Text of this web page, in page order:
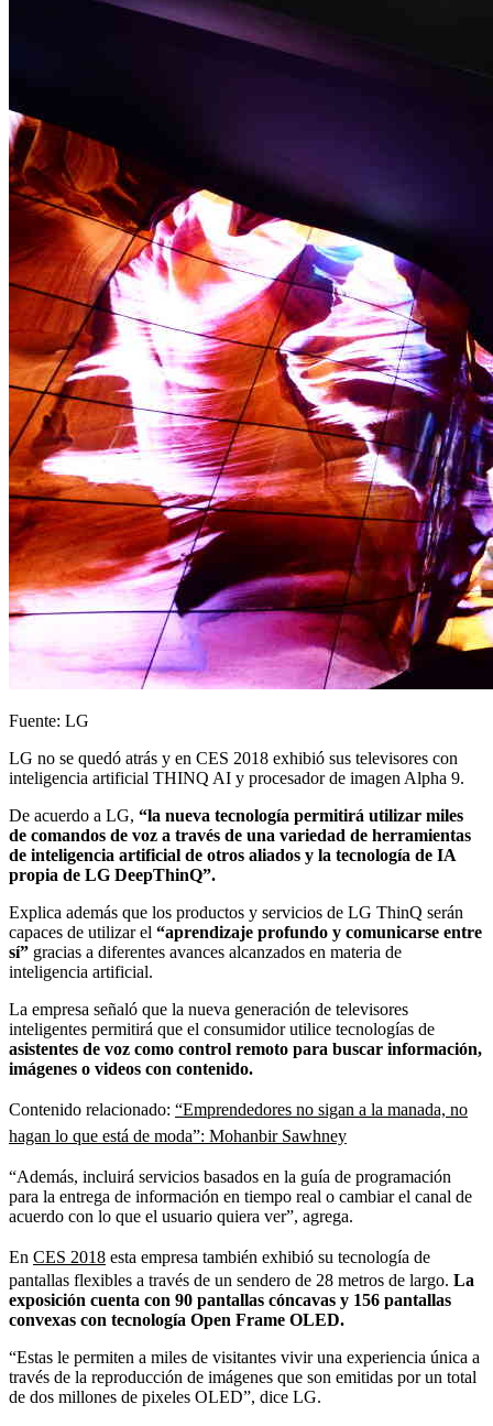
Fuente: LG
LG no se quedó atrás y en CES 2018 exhibió sus televisores con
inteligencia artificial THINQ AI y procesador de imagen Alpha 9.
De acuerdo a LG, “la nueva tecnología permitirá utilizar miles
de comandos de voz a través de una variedad de herramientas
de inteligencia artificial de otros aliados y la tecnología de IA
propia de LG DeepThinQ”.
Explica además que los productos y servicios de LG ThinQ serán
capaces de utilizar el “aprendizaje profundo y comunicarse entre
sí” gracias a diferentes avances alcanzados en materia de
inteligencia artificial.
La empresa señaló que la nueva generación de televisores
inteligentes permitirá que el consumidor utilice tecnologías de
asistentes de voz como control remoto para buscar información,
imágenes o videos con contenido.
Contenido relacionado: “Emprendedores no sigan a la manada, no
hagan lo que está de moda”: Mohanbir Sawhney
“Además, incluirá servicios basados en la guía de programación
para la entrega de información en tiempo real o cambiar el canal de
acuerdo con lo que el usuario quiera ver”, agrega.
En CES 2018 esta empresa también exhibió su tecnología de
pantallas flexibles a través de un sendero de 28 metros de largo. La
exposición cuenta con 90 pantallas cóncavas y 156 pantallas
convexas con tecnología Open Frame OLED.
“Estas le permiten a miles de visitantes vivir una experiencia única a
través de la reproducción de imágenes que son emitidas por un total
de dos millones de pixeles OLED”, dice LG.